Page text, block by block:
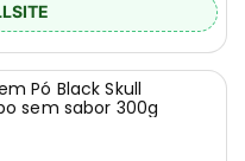
Pó Black Skull
sem sabor 300g